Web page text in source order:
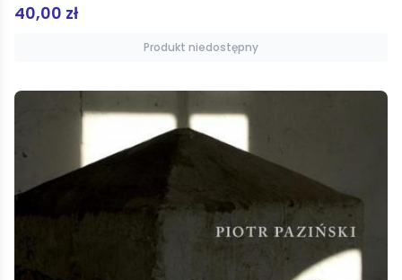
40,00 zł
Produkt niedostępny